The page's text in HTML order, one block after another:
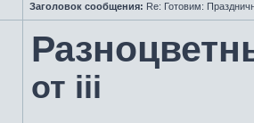
Заголовок сообщения: Re: Готовим:
от iii